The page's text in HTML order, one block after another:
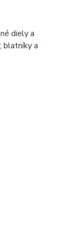
diely a
blatníky a